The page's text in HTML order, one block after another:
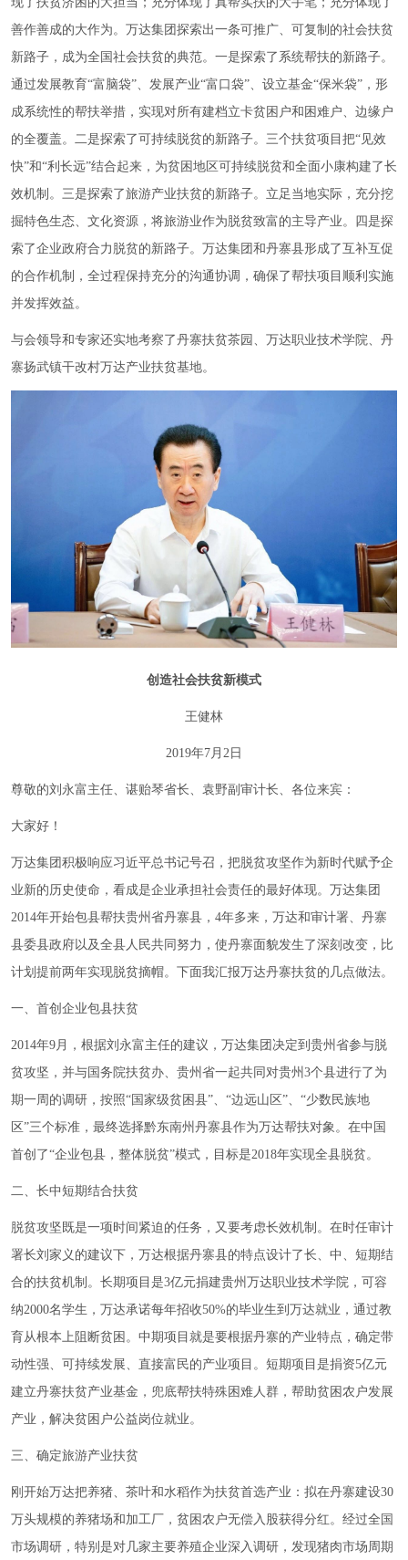
善作善成的大作为。万达集团探索出一条可推广、可复制的社会扶贫
新路子，成为全国社会扶贫的典范。一是探索了系统帮扶的新路子。
通过发展教育“富脑袋” 、发展产业“富口袋” 、设立基金“保米袋” ，形
成系统性的帮扶举措，实现对所有建档立卡贫困户和困难户、边缘户
的全覆盖。二是探索了可持续脱贫的新路子。三个扶贫项目把“ 见效
快”和“利长远”结合起来，为贫困地区可持续脱贫和全面小康构建了长
效机制。三是探索了旅游产业扶贫的新路子。立足当地实际，充分挖
掘特色生态、文化资源，将旅游业作为脱贫致富的主导产业。四是探
索了企业政府合力脱贫的新路子。万达集团和丹寨县形成了互补互促
的合作机制，全过程保持充分的沟通协调，确保了帮扶项目顺利实施
并发挥效益。
与会领导和专家还实地考察了丹寨扶贫茶园、万达职业技术学院、丹
寨扬武镇干改村万达产业扶贫基地。
创造社会扶贫新模式
王健林
2019年7月2日
尊敬的刘永富主任、谌贻琴省长、袁野副审计长、各位来宾：
大家好！
万达集团积极响应习近平总书记号召，把脱贫攻坚作为新时代赋予企
业新的历史使命，看成是企业承担社会责任的最好体现。万达集团
2014年开始包县帮扶贵州省丹寨县，4年多来，万达和审计署、丹寨
县委县政府以及全县人民共同努力，使丹寨面貌发生了深刻改变，比
计划提前两年实现脱贫摘帽。下面我汇报万达丹寨扶贫的几点做法。
一、首创企业包县扶贫
2014年9月，根据刘永富主任的建议，万达集团决定到贵州省参与脱
贫攻坚，并与国务院扶贫办、贵州省一起共同对贵州3个县进行了为
期一周的调研，按照“ 国家级贫困县”、 “边远山区”、 “少数民族地
区”三个标准，最终选择黔东南州丹寨县作为万达帮扶对象。在中国
首创了“企业包县，整体脱贫”模式，目标是2018年实现全县脱贫。
二、长中短期结合扶贫
脱贫攻坚既是一项时间紧迫的任务，又要考虑长效机制。在时任审计
署长刘家义的建议下，万达根据丹寨县的特点设计了长、中、短期结
合的扶贫机制。长期项目是3亿元捐建贵州万达职业技术学院，可容
纳2000名学生，万达承诺每年招收50%的毕业生到万达就业，通过教
育从根本上阻断贫困。中期项目就是要根据丹寨的产业特点，确定带
动性强、可持续发展、直接富民的产业项目。短期项目是捐资5亿元
建立丹寨扶贫产业基金，兜底帮扶特殊困难人群，帮助贫困农户发展
产业，解决贫困户公益岗位就业。
三、确定旅游产业扶贫
刚开始万达把养猪、茶叶和水稻作为扶贫首选产业：拟在丹寨建设30
万头规模的养猪场和加工厂，贫困农户无偿入股获得分红。经过全国
市场调研，特别是对几家主要养殖企业深入调研，发现猪肉市场周期